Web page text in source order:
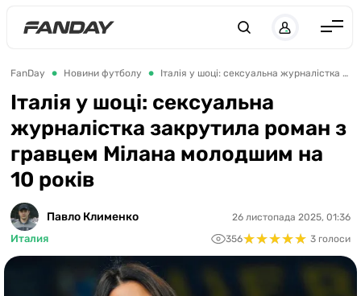
Англія
Іспанія
Німеччина
Італія
Україна
ЛЧ
FanDay Новини футболу Італія у шоці: сексуальна журналістка закрутила роман з гравцем Мілана молодшим на 10 років
Італія у шоці: сексуальна
журналістка закрутила роман з
гравцем Мілана молодшим на
10 років
Павло Клименко
Италия
26 листопада 2025, 01:36
356★★★★★
★★★★★ 3 голоси